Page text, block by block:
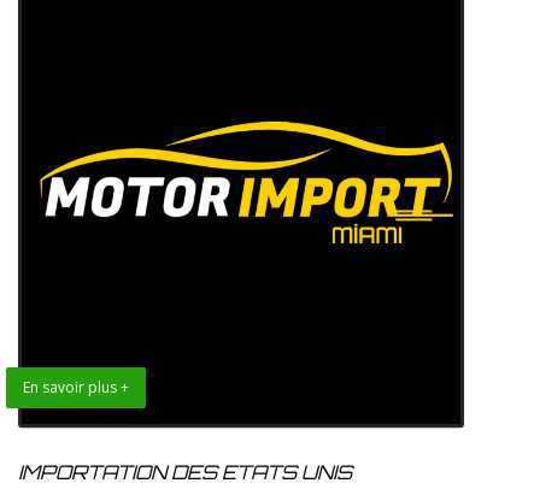
En savoir plus +
IMPORTATION DES ETATS UNIS